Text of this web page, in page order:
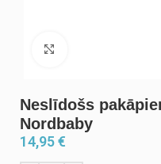
Neslīdošs
Nordbaby
14,95€